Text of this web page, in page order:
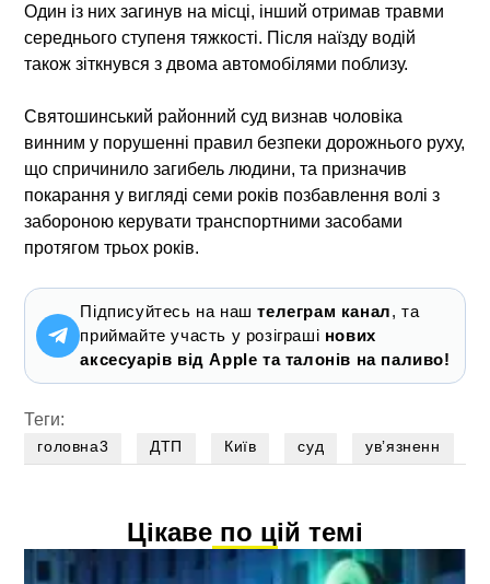
Один із них загинув на місці, інший отримав травми
середнього ступеня тяжкості. Після наїзду водій
також зіткнувся з двома автомобілями поблизу.
Святошинський районний суд визнав чоловіка
винним у порушенні правил безпеки дорожнього руху,
що спричинило загибель людини, та призначив
покарання у вигляді семи років позбавлення волі з
забороною керувати транспортними засобами
протягом трьох років.
Підписуйтесь на наштелеграм канал, та
приймайте участь у розіграші нових
аксесуарів від Apple та талонів на паливо!
Теги:
головна3 ДТП Київ суд увʼязненн
Цікаве по цій темі